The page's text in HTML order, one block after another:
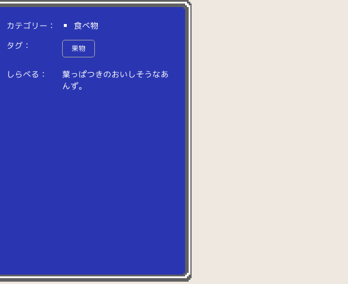
カテゴリー：
食べ物
タグ：
果物
しらべる： 葉っぱつきのおい しそうなあ
んず。